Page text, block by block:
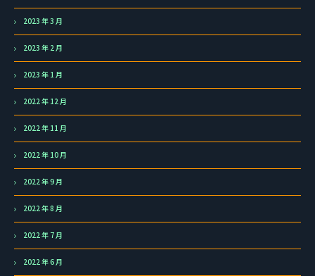
2023 年 3 月
2023 年 2 月
2023 年 1 月
2022 年 12 月
2022 年 11 月
2022 年 10 月
2022 年 9 月
2022 年 8 月
2022 年 7 月
2022 年 6 月